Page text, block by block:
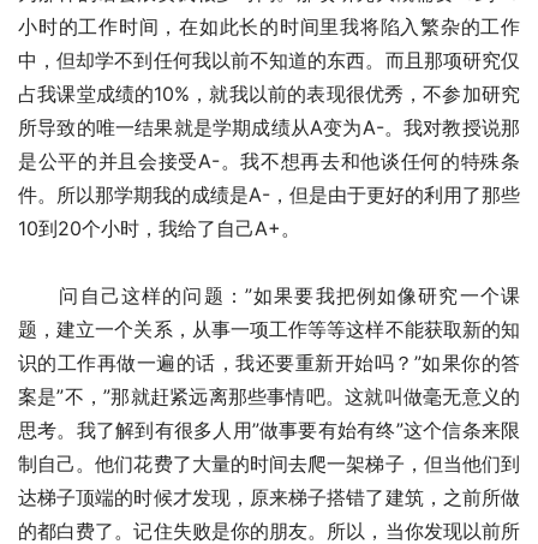
小时的工作时间，在如此长的时间里我将陷入繁杂的工作
中，但却学不到任何我以前不知道的东西。而且那项研究仅
占我课堂成绩的10%，就我以前的表现很优秀，不参加研究
所导致的唯一结果就是学期成绩从A变为A-。我对教授说那
是公平的并且会接受A-。我不想再去和他谈任何的特殊条
件。所以那学期我的成绩是A-，但是由于更好的利用了那些
10到20个小时，我给了自己A+。
问自己这样的问题：”如果要我把例如像研究一个课
题，建立一个关系，从事一项工作等等这样不能获取新的知
识的工作再做一遍的话，我还要重新开始吗？”如果你的答
案是”不，”那就赶紧远离那些事情吧。这就叫做毫无意义的
思考。我了解到有很多人用”做事要有始有终”这个信条来限
制自己。他们花费了大量的时间去爬一架梯子，但当他们到
达梯子顶端的时候才发现，原来梯子搭错了建筑，之前所做
的都白费了。记住失败是你的朋友。所以，当你发现以前所